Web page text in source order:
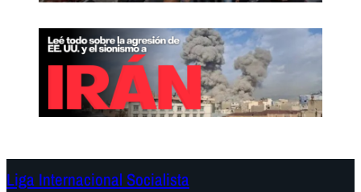
Liga Internacional Socialista